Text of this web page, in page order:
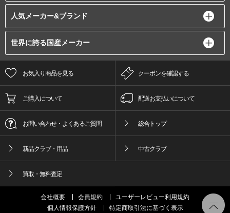
人気メーカー&ブランド
世界に誇る国産メーカー
お気入り商品を見る クーポンを確認する
ご購入について 配送お支払いについて
お問い合わせ・よくあるご質問 総合トップ
新品クラブ・用品 中古クラブ
買取・無料査定
会社概要 会員規約
ユーザーレビュー利用規約
個人情報保護方針
特定商取引法に基づく表示